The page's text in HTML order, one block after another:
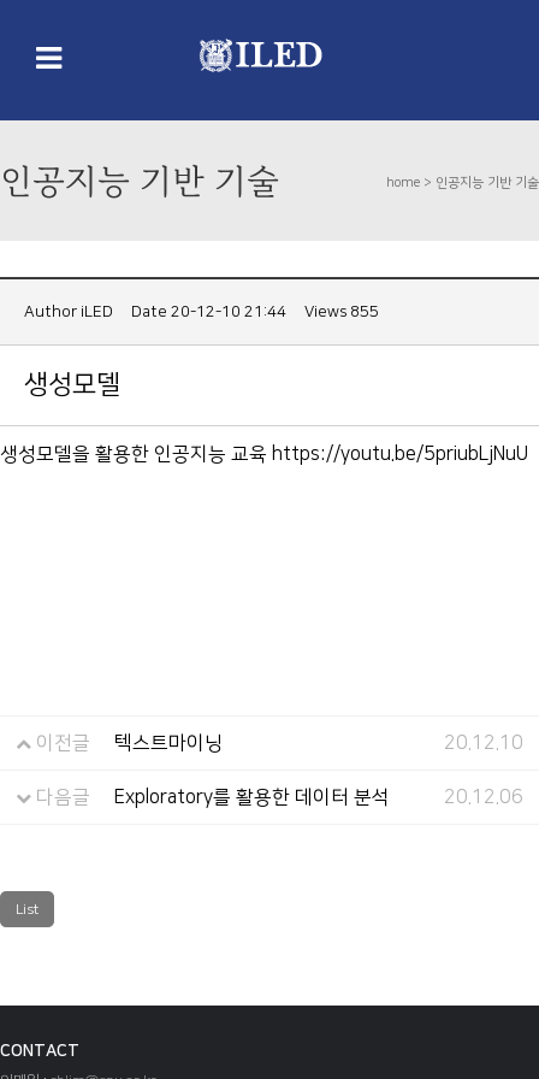
인공지능 기반 기술 home > 인공지능 기반 기술
Author iLED Date 20-12-10 21:44 Views 855
생성모델
생성모델을 활용한 인공지능 교육 https://youtu.be/5priubLjNuU
이전글 텍스트마이닝 20.12.10
다음글 Exploratory를 활용한 데이터 분석 20.12.06
List
CONTACT